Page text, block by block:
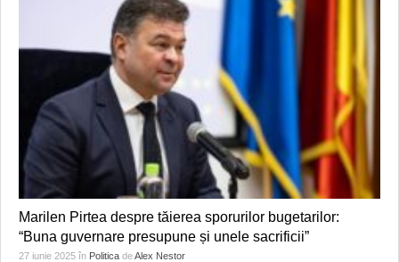
Marilen Pirtea despre tăierea sporurilor bugetarilor:
“Buna guvernare presupune și unele sacrificii”
27 iunie 2025 în Politica deAlex Nestor